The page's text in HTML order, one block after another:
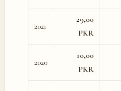
2021
29,00
PKR
2020
10,00
PKR